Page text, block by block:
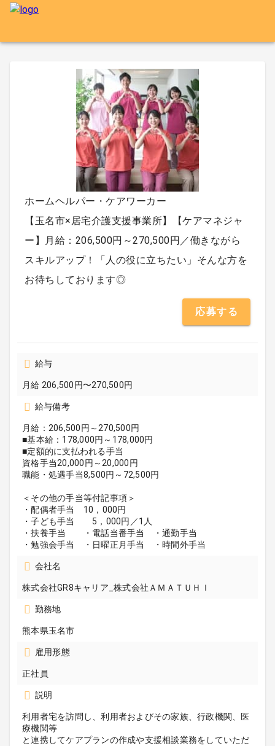
ホームヘルパー・ケアワーカー
【玉名市×居宅介護支援事業所】【ケアマネジャ
ー】月給：206,500円～270,500円／働きながら
スキルアップ！「人の役に立ちたい」そんな方を
お待ちしております◎
応募する
給与
月給 206,500円〜270,500円
給与備考
月給：206,500円～270,500円
■基本給：178,000円～178,000円
■定額的に支払われる手当
資格手当20,000円～20,000円
職能・処遇手当8,500円～72,500円
＜その他の手当等付記事項＞
・配偶者手当 10，000円
・子ども手当 5，000円／1人
・扶養手当 ・電話当番手当 ・通勤手当
・勉強会手当 ・日曜正月手当 ・時間外手当
会社名
株式会社GR8キャリア_株式会社ＡＭＡＴＵＨＩ
勤務地
熊本県玉名市
雇用形態
正社員
説明
利用者宅を訪問し、利用者およびその家族、行政機関、医
療機関等
と連携してケアプランの作成や支援相談業務をしていただ